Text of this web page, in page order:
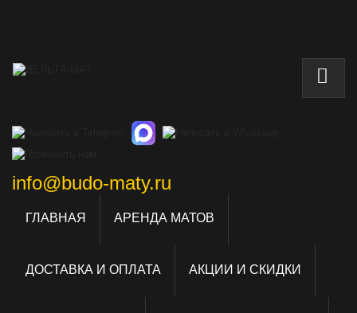
info@budo-maty.ru
ГЛАВНАЯ АРЕНДА МАТОВ
ДОСТАВКА И ОПЛАТА АКЦИИ И СКИДКИ